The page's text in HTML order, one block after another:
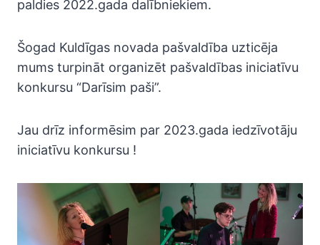
paldies 2022.gada dalībniekiem.
Šogad Kuldīgas novada pašvaldība uzticēja
mums turpināt organizēt pašvaldības iniciatīvu
konkursu “Darīsim paši”.
Jau drīz informēsim par 2023.gada iedzīvotāju
iniciatīvu konkursu !